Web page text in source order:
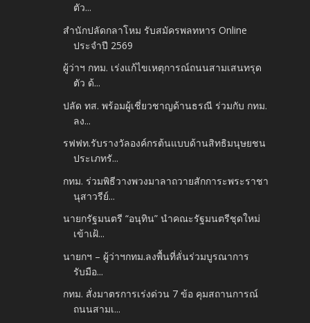
ตัว...
สำนักปลัดกลาโหม รับสมัครพลทหาร Online
ประจำปี 2569
ผู้ว่าฯ กทม. เร่งแก้ไขเหตุการณ์ถนนสามเสนทรุด
ตัว ด้...
ปลัด ทส. พร้อมผู้เชี่ยวชาญด้านธรณี ร่วมกับ กทม.
ลง...
รฟฟท.รับรางวัลองค์กรต้นแบบด้านสิทธิมนุษยชน
ประเภทรั...
กทม. ร่วมพิธีวางพวงมาลาถวายสักการะพระราชา
นุสาวรีย์...
นายกรัฐมนตรี “อนุทิน” นำคณะรัฐมนตรีชุดใหม่
เข้าเฝ้...
นายกฯ – ผู้ว่าฯกทม.ลงพื้นที่ลั่นร่วมบูรณาการ
รับมือ...
กทม. สั่งมาตรการเร่งด่วน 7 ข้อ คุมสถานการณ์
ถนนสามเ...